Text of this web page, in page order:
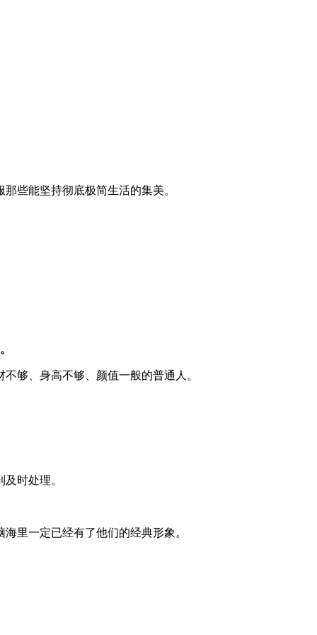
些能坚持彻底极简生活的集美。
够、身高不够、颜值一般的普通人。
时处理。
里一定已经有了他们的经典形象。